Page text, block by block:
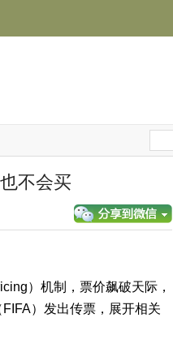
不会买
）机制，票价飙破天际，
）发出传票，展开相关